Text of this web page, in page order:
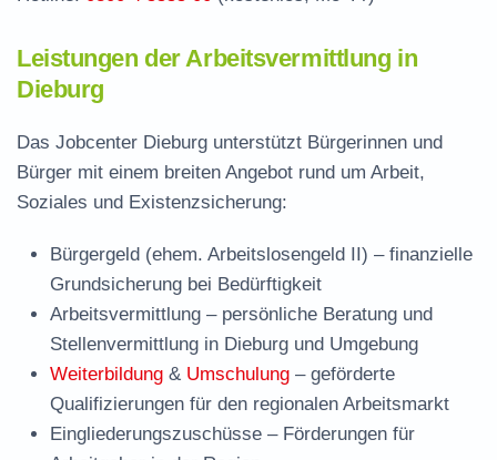
Leistungen der Arbeitsvermittlung in
Dieburg
Das Jobcenter Dieburg unterstützt Bürgerinnen und
Bürger mit einem breiten Angebot rund um Arbeit,
Soziales und Existenzsicherung:
Bürgergeld (ehem. Arbeitslosengeld II) – finanzielle
Grundsicherung bei Bedürftigkeit
Arbeitsvermittlung – persönliche Beratung und
Stellenvermittlung in Dieburg und Umgebung
Weiterbildung & Umschulung – geförderte
Qualifizierungen für den regionalen Arbeitsmarkt
Eingliederungszuschüsse – Förderungen für